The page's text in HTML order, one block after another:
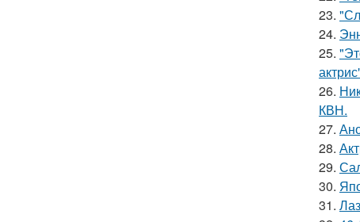
23.
24.
25.
26.
КВН.
27.
28.
29.
30.
31.